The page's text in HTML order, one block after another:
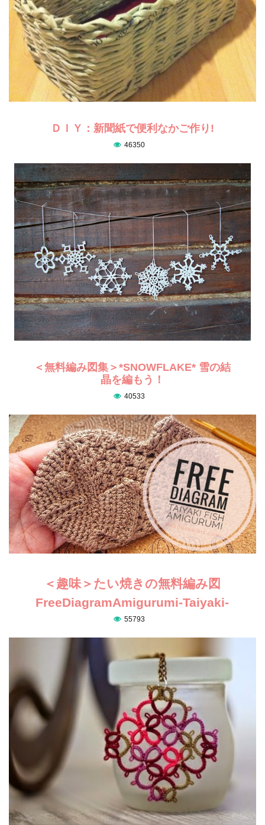
ＤＩＹ：新聞紙で便利なかご作り!
46350
＜無料編み図集＞*SNOWFLAKE* 雪の結
晶を編もう！
40533
＜趣味＞たい焼きの無料編み図
FreeDiagramAmigurumi-Taiyaki-
55793